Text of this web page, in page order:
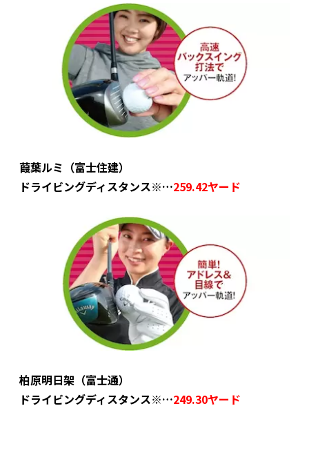
葭葉ルミ（富士住建）
ドライビングディスタンス※…259.42ヤード
柏原明日架（富士通）
ドライビングディスタンス※…249.30ヤード